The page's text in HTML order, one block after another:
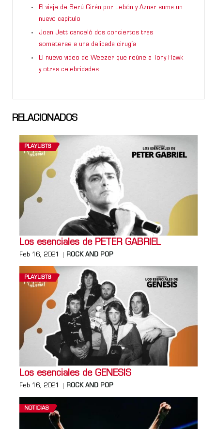
El viaje de Serú Girán por Lebón y Aznar suma un
nuevo capítulo
Joan Jett canceló dos conciertos tras
someterse a una delicada cirugía
El nuevo video de Weezer que reúne a Tony Hawk
y otras celebridades
RELACIONADOS
PLAYLISTS
Los esenciales de PETER GABRIEL
Feb 16, 2021 ROCK AND POP
PLAYLISTS
Los esenciales de GENESIS
Feb 16, 2021 ROCK AND POP
NOTICIAS